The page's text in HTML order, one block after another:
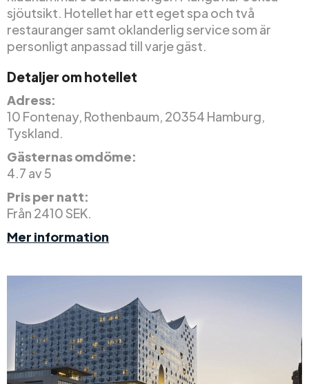
sjöutsikt. Hotellet har ett eget spa och två
restauranger samt oklanderlig service som är
personligt anpassad till varje gäst.
Detaljer om hotellet
Adress:
10 Fontenay, Rothenbaum, 20354 Hamburg,
Tyskland.
Gästernas omdöme:
4.7 av 5
Pris per natt:
Från 2410 SEK.
Mer information